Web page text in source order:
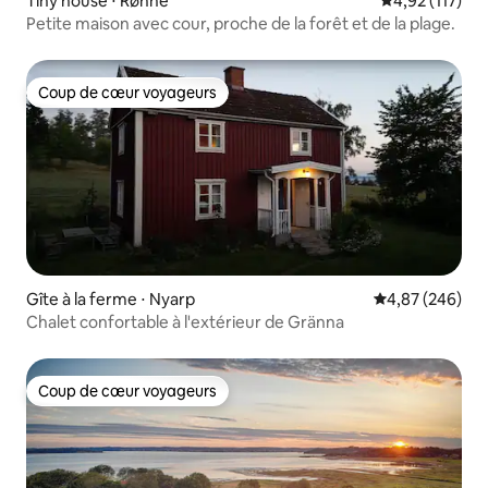
Petite maison avec cour, proche de la forêt et de la plage.
Coup de cœur voyageurs
Coup de cœur voyageurs
Gîte à la ferme ⋅ Nyarp Évaluation
4,87 (246)
Chalet confortable à l'extérieur de Gränna
Coup de cœur voyageurs
Coup de cœur voyageurs